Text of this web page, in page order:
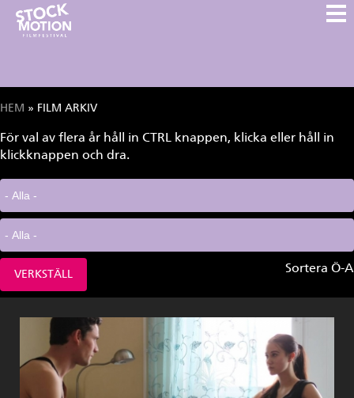
Du är här
HEM » FILM ARKIV
För val av flera år håll in CTRL knappen, klicka eller håll in
klickknappen och dra.
Sortera Ö-A